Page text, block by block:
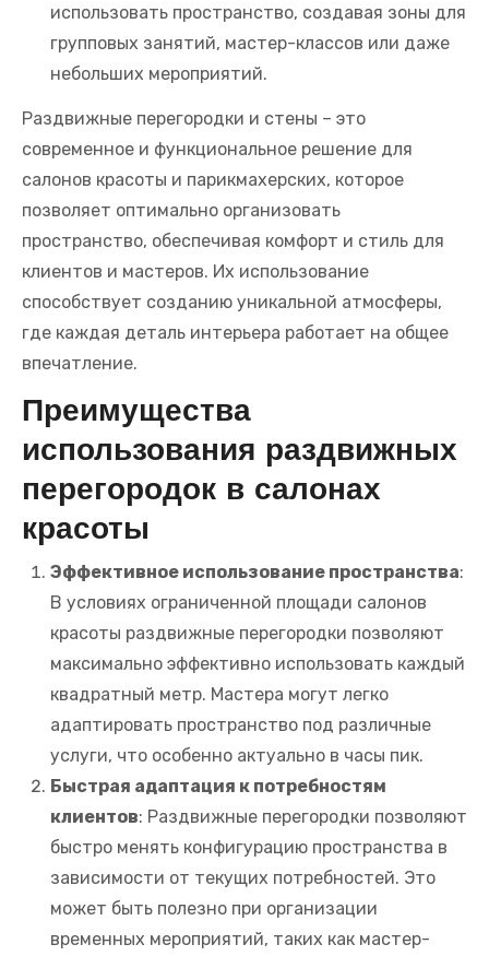
использовать пространство, создавая зоны для
групповых занятий, мастер-классов или даже
небольших мероприятий.
Раздвижные перегородки и стены – это
современное и функциональное решение для
салонов красоты и парикмахерских, которое
позволяет оптимально организовать
пространство, обеспечивая комфорт и стиль для
клиентов и мастеров. Их использование
способствует созданию уникальной атмосферы,
где каждая деталь интерьера работает на общее
впечатление.
Преимущества
использования раздвижных
перегородок в салонах
красоты
Эффективное использование пространства:
В условиях ограниченной площади салонов
красоты раздвижные перегородки позволяют
максимально эффективно использовать каждый
квадратный метр. Мастера могут легко
адаптировать пространство под различные
услуги, что особенно актуально в часы пик.
Быстрая адаптация к потребностям
клиентов: Раздвижные перегородки позволяют
быстро менять конфигурацию пространства в
зависимости от текущих потребностей. Это
может быть полезно при организации
временных мероприятий, таких как мастер-